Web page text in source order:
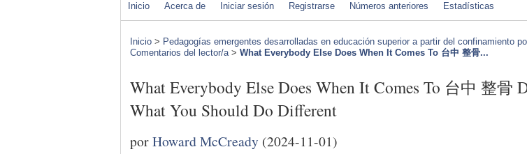
Inicio Acerca de Iniciar sesión Registrarse Números anteriores Estadísticas
Inicio > Pedagogías emergentes desarrolladas en educación superior a partir del confinamiento
Comentarios del lector/a> What Everybody Else Does When It Comes To 台中 整骨...
What Everybody Else Does When It Comes To 台中 整骨
What You Should Do Different
porHoward McCready (2024-11-01)